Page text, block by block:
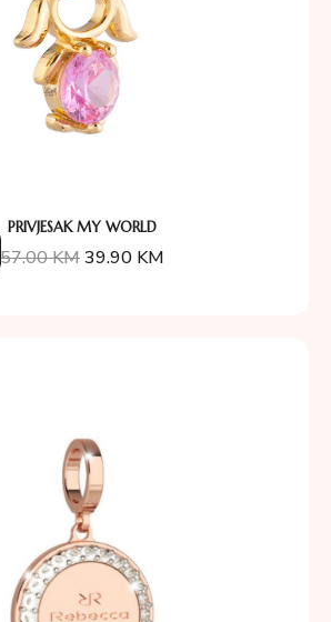
PRIVJESAK MY WORLD
57.00KM39.90 KM